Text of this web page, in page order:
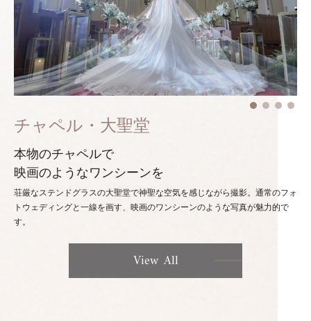
チャペル・大聖堂
本物のチャペルで
映画のようなワンシーンを
荘厳なステンドグラスの大聖堂で神聖な空気を感じながら撮影。通常のフォ
トウェディングと一線を画す、映画のワンシーンのような写真が魅力的で
す。
View All